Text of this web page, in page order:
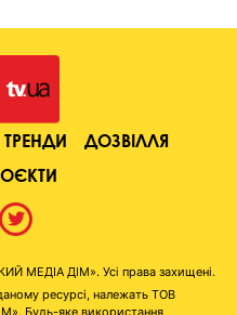
ТРЕНДИ
ДОЗВІЛЛЯ
МЕДІА ДІМ». Усі права захищені.
ресурсі, належать ТОВ
Будь-яке використання